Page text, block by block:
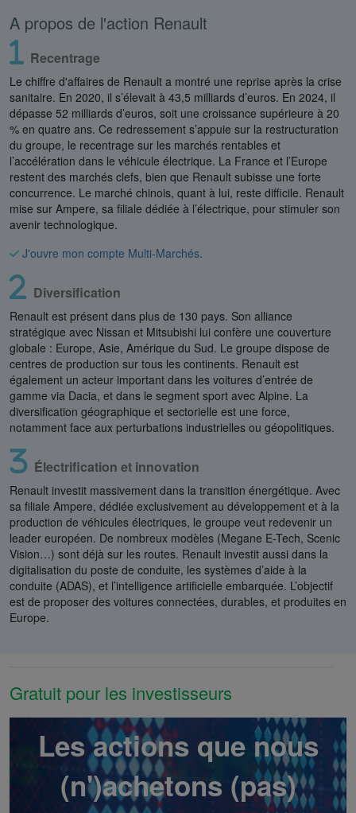
A propos de l'action Renault
Recentrage
Le chiffre d'affaires de Renault a montré une reprise après la crise
sanitaire. En 2020, il s’élevait à 43,5 milliards d’euros. En 2024, il
dépasse 52 milliards d’euros, soit une croissance supérieure à 20
% en quatre ans. Ce redressement s’appuie sur la restructuration
du groupe, le recentrage sur les marchés rentables et
l’accélération dans le véhicule électrique. La France et l’Europe
restent des marchés clefs, bien que Renault subisse une forte
concurrence. Le marché chinois, quant à lui, reste difficile. Renault
mise sur Ampere, sa filiale dédiée à l’électrique, pour stimuler son
avenir technologique.
J'ouvre mon compte Multi-Marchés.
Diversification
Renault est présent dans plus de 130 pays. Son alliance
stratégique avec Nissan et Mitsubishi lui confère une couverture
globale : Europe, Asie, Amérique du Sud. Le groupe dispose de
centres de production sur tous les continents. Renault est
également un acteur important dans les voitures d’entrée de
gamme via Dacia, et dans le segment sport avec Alpine. La
diversification géographique et sectorielle est une force,
notamment face aux perturbations industrielles ou géopolitiques.
Électrification et innovation
Renault investit massivement dans la transition énergétique. Avec
sa filiale Ampere, dédiée exclusivement au développement et à la
production de véhicules électriques, le groupe veut redevenir un
leader européen. De nombreux modèles (Megane E-Tech, Scenic
Vision…) sont déjà sur les routes. Renault investit aussi dans la
digitalisation du poste de conduite, les systèmes d’aide à la
conduite (ADAS), et l’intelligence artificielle embarquée. L’objectif
est de proposer des voitures connectées, durables, et produites en
Europe.
Gratuit pour les investisseurs
Les actions que nous
(n')achetons (pas)